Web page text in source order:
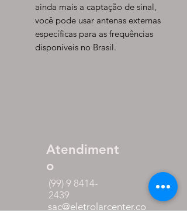
ainda mais a captação de sinal,
você pode usar antenas externas
específicas para as frequências
disponíveis no Brasil.
Atendiment
o
(99) 9 8414-
2439
sac@eletrolarcenter.co